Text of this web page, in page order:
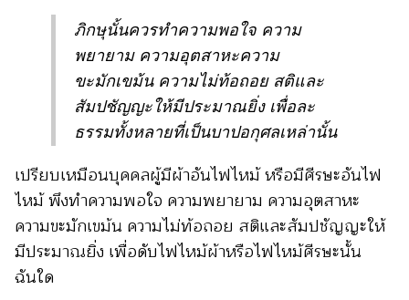
ภิกษุนั้นควรทำความพอใจ ความ
พยายาม ความอุตสาหะความ
ขะมักเขม้น ความไม่ท้อถอย สติและ
สัมปชัญญะให้มีประมาณยิ่ง เพื่อละ
ธรรมทั้งหลายที่เป็นบาปอกุศลเหล่านั้น
เปรียบเหมือนบุคคลผู้มีผ้าอันไฟไหม้ หรือมีศีรษะอันไฟ
ไหม้ พึงทำความพอใจ ความพยายาม ความอุตสาหะ
ความขะมักเขม้น ความไม่ท้อถอย สติและสัมปชัญญะให้
มีประมาณยิ่ง เพื่อดับไฟไหม้ผ้าหรือไฟไหม้ศีรษะนั้น
ฉันใด